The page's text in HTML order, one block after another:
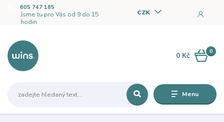
Menu
CZK
605 747 185
Jsme tu pro Vás od 9 do 15
hodin
0
0 Kč